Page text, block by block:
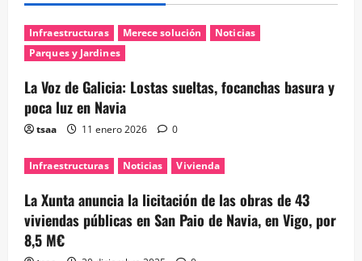
Infraestructuras Merece solución
Noticias
Parques y Jardines
La Voz de Galicia: Lostas sueltas, focanchas basura y
poca luz en Navia
tsaa 11 enero 2026 0
Infraestructuras Noticias Vivienda
La Xunta anuncia la licitación de las obras de 43
viviendas públicas en San Paio de Navia, en Vigo, por
8,5 M€